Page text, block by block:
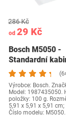
od 29 Kč
286 Kč
Bosch M5050 -
Standardní
Výrobce: Bosch.
Model: 1987435050.
položky: 100 g.
5,91 x 5,91 x 5,91
Číslo modelu: